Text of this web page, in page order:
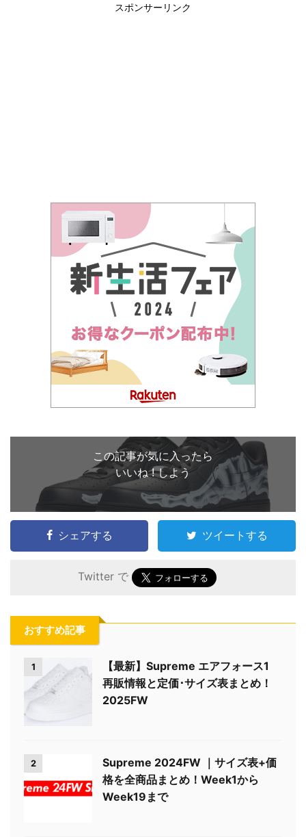
スポンサーリンク
この記事が気に入ったら
いいね ! しよう
シェアする ツイートする
Twitter で
おすすめ記事
1
【最新】Supreme エアフォース1
再販情報と定価･サイズ表まとめ！
2025FW
2
Supreme 2024FW ｜サイズ表+価
格を全商品まとめ！Week1から
Week19まで